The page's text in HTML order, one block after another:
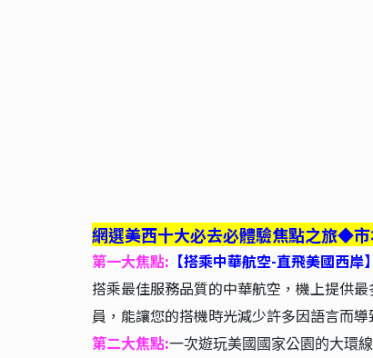
網選美西十大必去必體驗焦點之旅◆
第一大焦點: 【搭乘中華航空-直飛美國西岸】
搭乘最佳服務品質的中華航空，機上提供
員，能讓您的搭機時光減少許多因語言而導
第二大焦點:一次遊玩美國國家公園的大環